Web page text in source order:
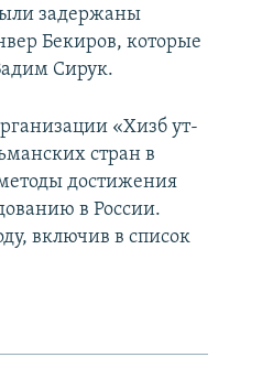
задержаны
Бекиров, которые
Сирук.
«Хизб ут-
стран в
достижения
в России.
включив в список